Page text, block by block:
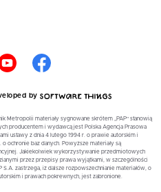
by
Metropolii materiały sygnowane skrótem „PAP” stanowią
producentem i wydawcą jest Polska Agencja Prasowa
ustawy z dnia 4 lutego 1994 r. o prawie autorskim i
ochronie baz danych. Powyższe materiały są
Jakiekolwiek wykorzystywanie przedmiotowych
przez przepisy prawa wyjątkami, w szczególności
zastrzega, iż dalsze rozpowszechnianie materiałów, o
i prawach pokrewnych, jest zabronione.